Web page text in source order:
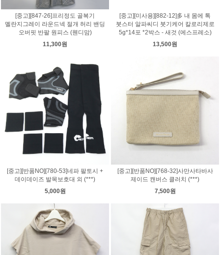
[중고][847-26]프리정도 골복기
멜란지그레이 라운드넥 절개 허리 밴딩
오버핏 반팔 원피스 (웬디맘)
11,300원
[중고][미사용][882-12]多 내 몸에 톡
붓스터 알파씨디 붓기케어 칼로리제로
5g*14포 *2박스 - 새것 (에스프레소)
13,500원
[중고][반품NO][780-53]네파 팔토시 +
데이데이즈 발목보호대 외 (***)
5,000원
[중고][반품NO][768-32]사만사타바사
제이드 캔버스 클러치 (***)
7,500원